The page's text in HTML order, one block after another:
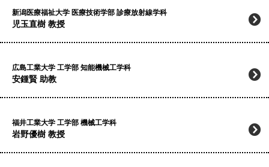
新潟医療福祉大学 医療技術学部 診療放射線学科
児玉直樹 教授
広島工業大学 工学部 知能機械工学科
安鍾賢 助教
福井工業大学 工学部 機械工学科
岩野優樹 教授